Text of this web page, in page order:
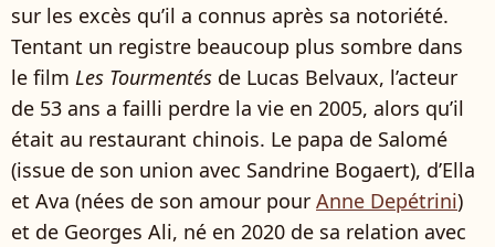
sur les excès qu’il a connus après sa notoriété.
Tentant un registre beaucoup plus sombre dans
le film Les Tourmentés de Lucas Belvaux, l’acteur
de 53 ans a failli perdre la vie en 2005, alors qu’il
était au restaurant chinois. Le papa de Salomé
(issue de son union avec Sandrine Bogaert), d’Ella
et Ava (nées de son amour pour Anne Depétrini)
et de Georges Ali, né en 2020 de sa relation avec